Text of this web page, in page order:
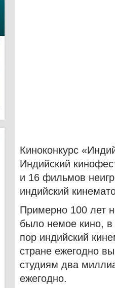
Киноконкурс
Индийский
и 16 фильмов
индийский
Примерно 100 лет
было немое кино,
пор индийский
стране ежегодно
студиям два
ежегодно.